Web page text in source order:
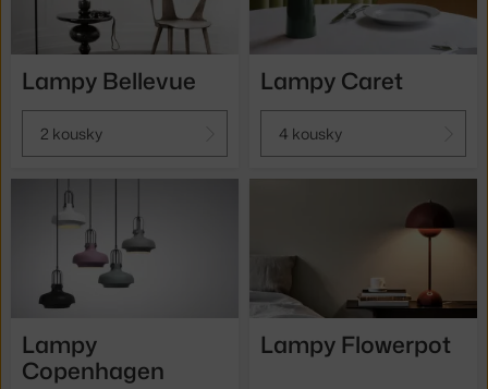
Lampy Bellevue
2 kousky
Lampy Caret
4 kousky
Lampy
Copenhagen
Lampy Flowerpot